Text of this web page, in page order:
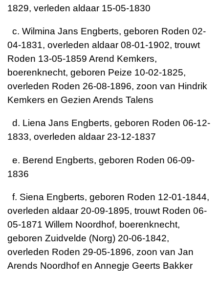
1829, verleden aldaar 15-05-1830
c. Wilmina Jans Engberts, geboren Roden 02-
04-1831, overleden aldaar 08-01-1902, trouwt
Roden 13-05-1859 Arend Kemkers,
boerenknecht, geboren Peize 10-02-1825,
overleden Roden 26-08-1896, zoon van Hindrik
Kemkers en Gezien Arends Talens
d. Liena Jans Engberts, geboren Roden 06-12-
1833, overleden aldaar 23-12-1837
e. Berend Engberts, geboren Roden 06-09-
1836
f. Siena Engberts, geboren Roden 12-01-1844,
overleden aldaar 20-09-1895, trouwt Roden 06-
05-1871 Willem Noordhof, boerenknecht,
geboren Zuidvelde (Norg) 20-06-1842,
overleden Roden 29-05-1896, zoon van Jan
Arends Noordhof en Annegje Geerts Bakker